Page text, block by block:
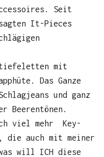
Seit
It-Pieces
mit
Das Ganze
und ganz
Beerentönen.
viel mehr Key-
die auch mit meiner
will ICH diese